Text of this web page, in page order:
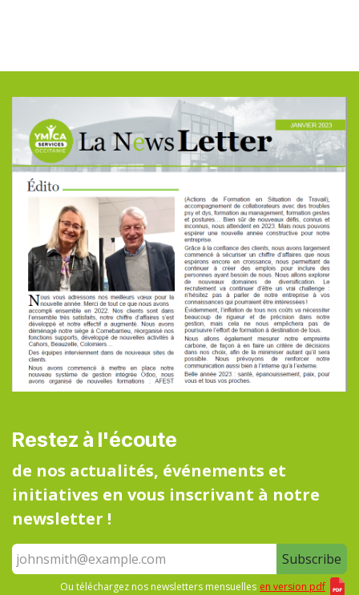
Restez à l'écoute
de nos actualités, événements et
initiatives en vous inscrivant à notre
newsletter !
Subscribe
Ou téléchargez nos newsletters mensuelles en version pdf